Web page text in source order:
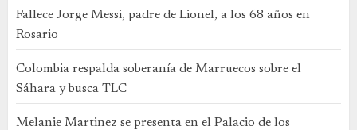
Fallece Jorge Messi, padre de Lionel, a los 68 años en
Rosario
Colombia respalda soberanía de Marruecos sobre el
Sáhara y busca TLC
Melanie Martinez se presenta en el Palacio de los